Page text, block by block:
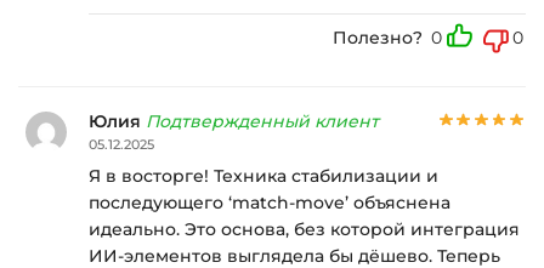
Полезно? 0 0
Юлия Подтвержденный клиент
05.12.2025
Я в восторге! Техника стабилизации и
последующего ‘match-move’ объяснена
идеально. Это основа, без которой интеграция
ИИ-элементов выглядела бы дёшево. Теперь